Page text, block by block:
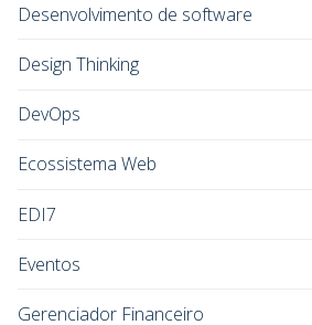
Desenvolvimento de software
Design Thinking
DevOps
Ecossistema Web
EDI7
Eventos
Gerenciador Financeiro